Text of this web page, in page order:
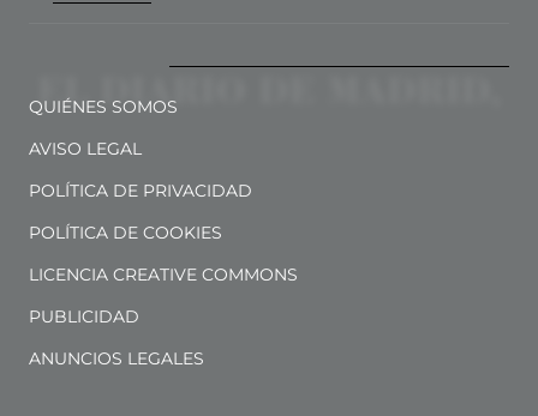
QUIÉNES SOMOS
AVISO LEGAL
POLÍTICA DE PRIVACIDAD
POLÍTICA DE COOKIES
LICENCIA CREATIVE COMMONS
PUBLICIDAD
ANUNCIOS LEGALES